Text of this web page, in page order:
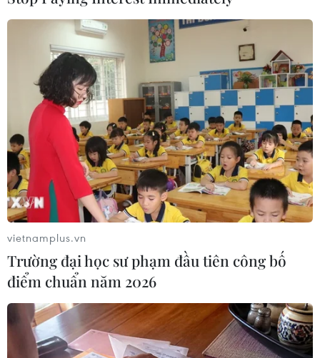
TIN LIÊN QUAN
Iran bắn tên lửa đạn đạo tầm xa có thể
diệt tàu chiến vào Ấn Độ Dương
vietnamplus.vn
Trường đại học sư phạm đầu tiên công bố
điểm chuẩn năm 2026